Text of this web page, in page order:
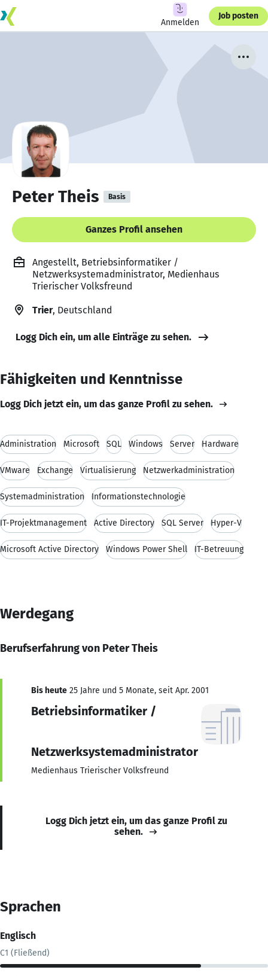
Anmelden
Job posten
Peter Theis Basis
Ganzes Profil ansehen
Angestellt, Betriebsinformatiker /
Netzwerksystemadministrator, Medienhaus
Trierischer Volksfreund
Trier, Deutschland
Logg Dich ein, um alle Einträge zu sehen.
Fähigkeiten und Kenntnisse
Logg Dich jetzt ein, um das ganze Profil zu sehen.
Administration Microsoft SQL Windows Server Hardware
VMware Exchange Virtualisierung Netzwerkadministration
Systemadministration Informationstechnologie
IT-Projektmanagement Active Directory SQL Server Hyper-V
Microsoft Active Directory Windows Power Shell IT-Betreuung
Werdegang
Berufserfahrung von Peter Theis
Bis heute 25 Jahre und 5 Monate, seit Apr. 2001
Betriebsinformatiker /
Netzwerksystemadministrator
Medienhaus Trierischer Volksfreund
Logg Dich jetzt ein, um das ganze Profil zu
sehen.
Sprachen
Englisch
C1 (Fließend)